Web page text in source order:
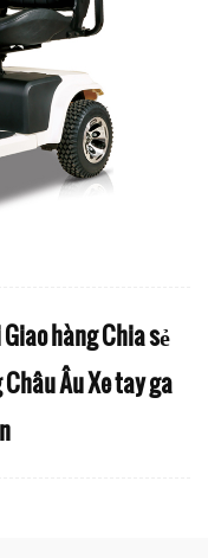
hàng Chia sẻ
Âu Xe tay ga